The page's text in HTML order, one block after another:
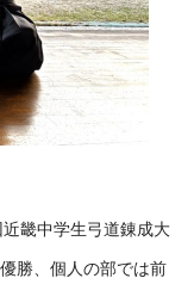
畿中学生弓道錬成大
勝、個人の部では前